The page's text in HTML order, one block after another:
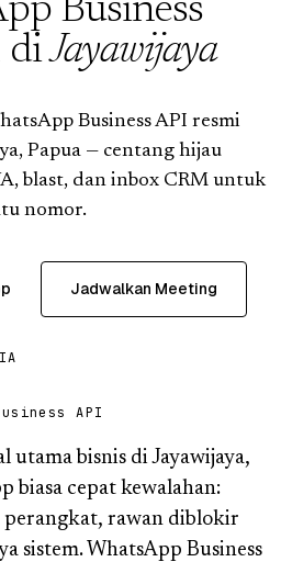
Business
diJayawijaya
Business API resmi
Papua — centang hijau
blast, dan inbox CRM untuk
nomor.
Jadwalkan Meeting
API
utama bisnis di Jayawijaya,
biasa cepat kewalahan:
perangkat, rawan diblokir
sistem. WhatsApp Business